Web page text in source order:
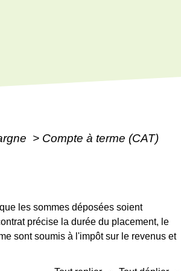
> Compte à terme (CAT)
les sommes déposées soient
précise la durée du placement, le
sont soumis à l'impôt sur le revenus et